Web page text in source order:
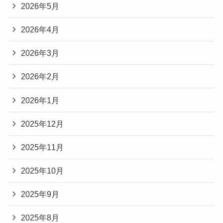
2026年5月
2026年4月
2026年3月
2026年2月
2026年1月
2025年12月
2025年11月
2025年10月
2025年9月
2025年8月